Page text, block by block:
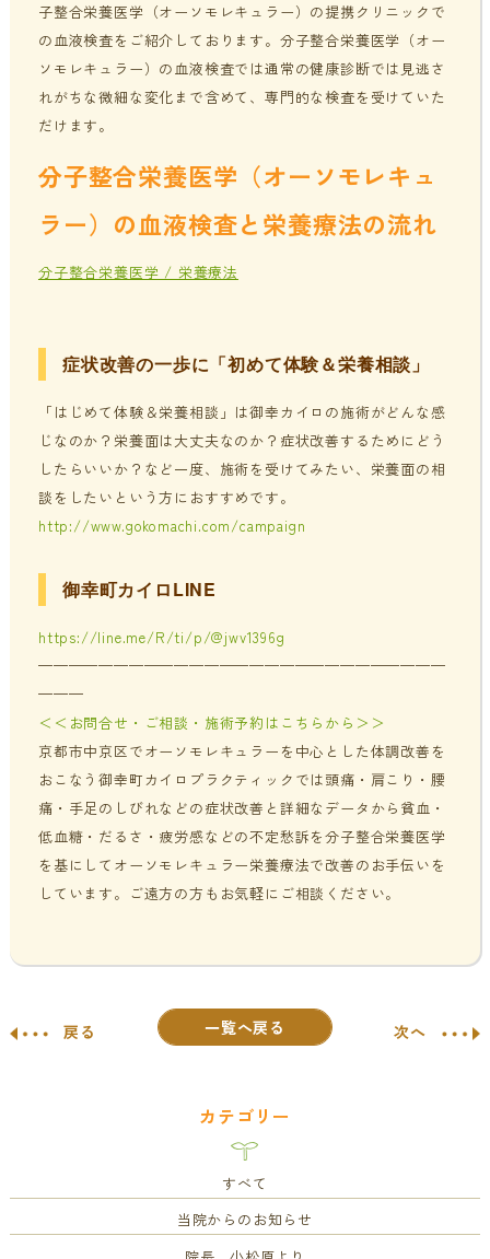
子整合栄養医学（オーソモレキュラー）の提携クリニックで
の血液検査をご紹介しております。分子整合栄養医学（オー
ソモレキュラー）の血液検査では通常の健康診断では見逃さ
れがちな微細な変化まで含めて、専門的な検査を受けていた
だけます。
分子整合栄養医学（オーソモレキュ
ラー）の血液検査と栄養療法の流れ
分子整合栄養医学 / 栄養療法
症状改善の一歩に「初めて体験＆栄養相談」
「はじめて体験＆栄養相談」は御幸カイロの施術がどんな感
じなのか？栄養面は大丈夫なのか？症状改善するためにどう
したらいいか？など一度、施術を受けてみたい、栄養面の相
談をしたいという方におすすめです。
http://www.gokomachi.com/campaign
御幸町カイロLINE
https://line.me/R/ti/p/@jwv1396g
———————————————————————————
———
＜＜お問合せ・ご相談・施術予約はこちらから＞＞
京都市中京区でオーソモレキュラーを中心とした体調改善を
おこなう御幸町カイロプラクティックでは頭痛・肩こり・腰
痛・手足のしびれなどの症状改善と詳細なデータから貧血・
低血糖・だるさ・疲労感などの不定愁訴を分子整合栄養医学
を基にしてオーソモレキュラー栄養療法で改善のお手伝いを
しています。ご遠方の方もお気軽にご相談ください。
戻る 一覧へ戻る 次へ
カテゴリー
すべて
当院からのお知らせ